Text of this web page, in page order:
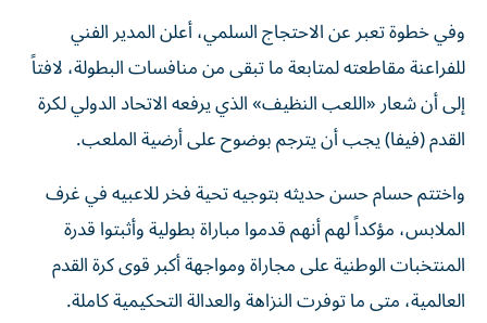
وفي خطوة تعبر عن الاحتجاج السلمي، أعلن المدير الفني
للفراعنة مقاطعته لمتابعة ما تبقى من منافسات البطولة، لافتاً
إلى أن شعار «اللعب النظيف» الذي يرفعه الاتحاد الدولي لكرة
القدم (فيفا) يجب أن يترجم بوضوح على أرضية الملعب.
واختتم حسام حسن حديثه بتوجيه تحية فخر للاعبيه في غرف
الملابس، مؤكداً لهم أنهم قدموا مباراة بطولية وأثبتوا قدرة
المنتخبات الوطنية على مجاراة ومواجهة أكبر قوى كرة القدم
العالمية، متى ما توفرت النزاهة والعدالة التحكيمية كاملة.